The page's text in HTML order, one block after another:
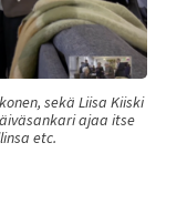
sekä Liisa Kiiski
ajaa itse
etc.